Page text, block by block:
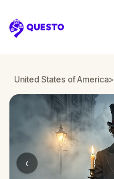
Questo
United States of America>
‹